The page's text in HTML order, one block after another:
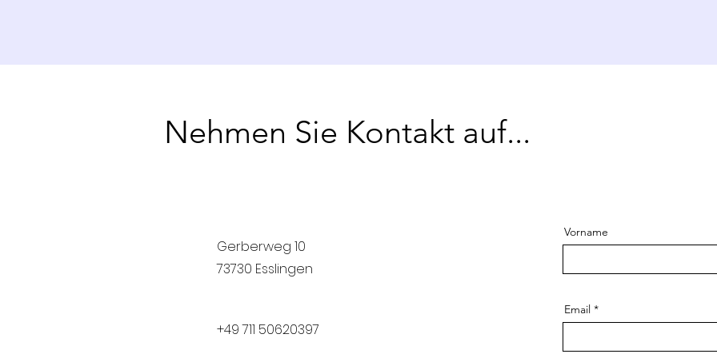
Nehmen Sie Kontakt auf...
Gerberweg 10
73730 Esslingen
+49 711 50620397
Vorname
Email